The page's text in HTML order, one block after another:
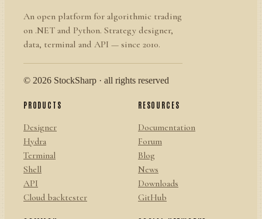
An open platform for algorithmic trading
on .NET and Python. Strategy designer,
data, terminal and API — since 2010.
© 2026 StockSharp · all rights reserved
PRODUCTS
Designer
Hydra
Terminal
Shell
API
Cloud backtester
RESOURCES
Documentation
Forum
Blog
News
Downloads
GitHub